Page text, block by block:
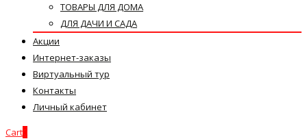
ТОВАРЫ ДЛЯ ДОМА
ДЛЯ ДАЧИ И САДА
Акции
Интернет-заказы
Виртуальный тур
Контакты
Личный кабинет
Cart